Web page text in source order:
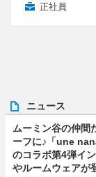
正社員
ニュース
ムーミン谷の仲間
ーフに♪「une
のコラボ第4弾イ
やルームウェアが